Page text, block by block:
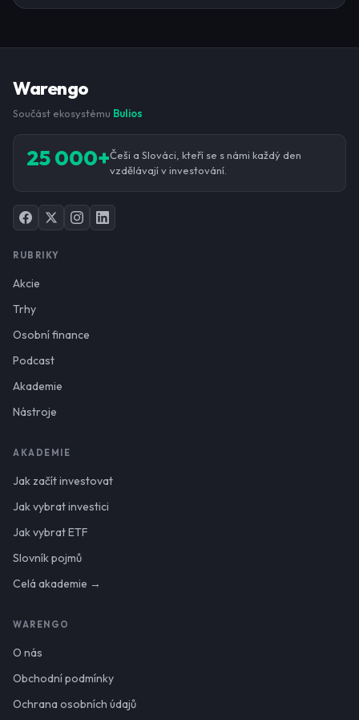
Warengo
Součást ekosystému Bulios
25 000+Češi a Slováci, kteří se s námi každý den
vzdělávají v investování.
RUBRIKY
Akcie
Trhy
Osobní finance
Podcast
Akademie
Nástroje
AKADEMIE
Jak začít investovat
Jak vybrat investici
Jak vybrat ETF
Slovník pojmů
Celá akademie →
WARENGO
O nás
Obchodní podmínky
Ochrana osobních údajů